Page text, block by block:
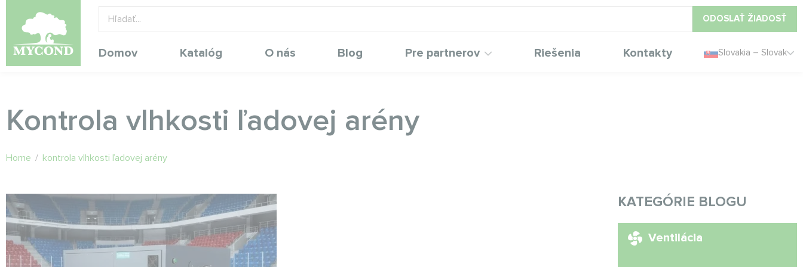
ODOSLAŤ ŽIADOSŤ
Domov Katalóg O nás Blog Pre partnerov Riešenia Kontakty Slovakia – Slovak
Kontrola vlhkosti ľadovej arény
Home / kontrola vlhkosti ľadovej arény
KATEGÓRIE BLOGU
Ventilácia